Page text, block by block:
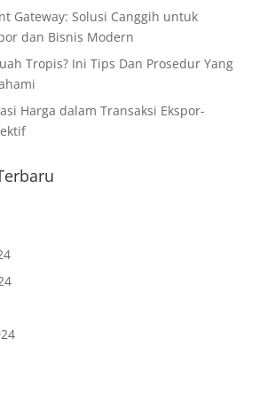
Gateway: Solusi Canggih untuk
dan Bisnis Modern
Tropis? Ini Tips Dan Prosedur Yang
Harga dalam Transaksi Ekspor-